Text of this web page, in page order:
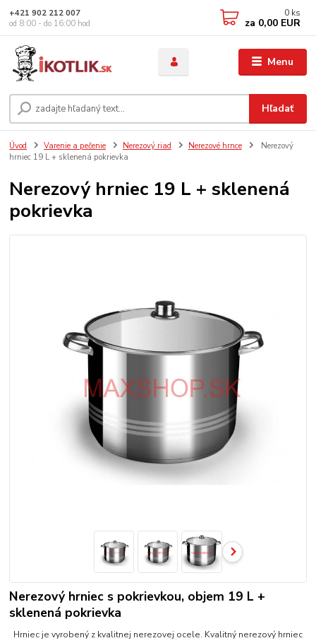
Menu
Hľadať
+421 902 212 007
od 8:00 - do 16:00 hod
0 ks
za 0,00 EUR
Úvod Varenie a pečenie Nerezový riad Nerezové hrnce
Nerezový
hrniec 19 L + sklenená pokrievka
Nerezový hrniec 19 L + sklenená
pokrievka
Nerezový hrniec s pokrievkou, objem 19 L +
sklenená pokrievka
Hrniec je vyrobený z kvalitnej nerezovej ocele. Kvalitný nerezový hrniec